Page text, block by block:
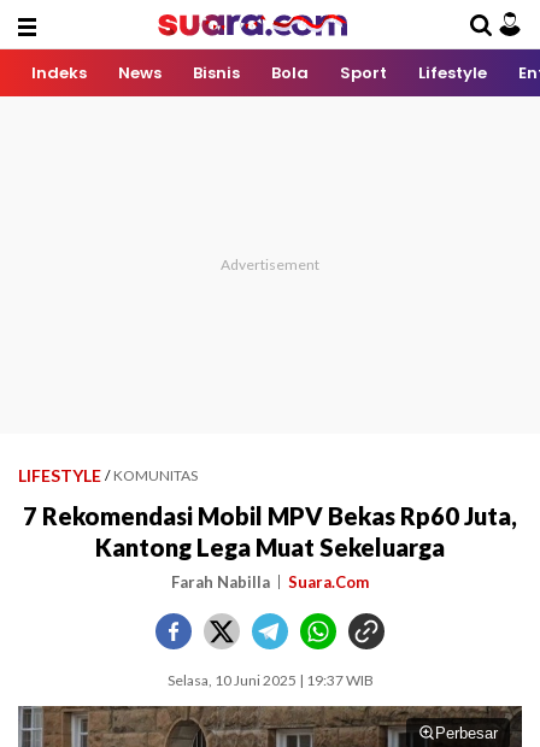
Indeks News Bisnis Bola Sport Lifestyle
LIFESTYLE / KOMUNITAS
7 Rekomendasi Mobil MPV Bekas Rp60 Juta,
Kantong Lega Muat Sekeluarga
Farah Nabilla Suara.Com
Selasa, 10 Juni 2025 | 19:37 WIB
Perbesar